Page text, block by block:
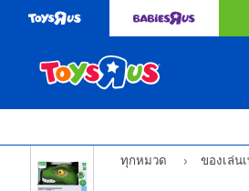
ทุกหมวด ของเล่น